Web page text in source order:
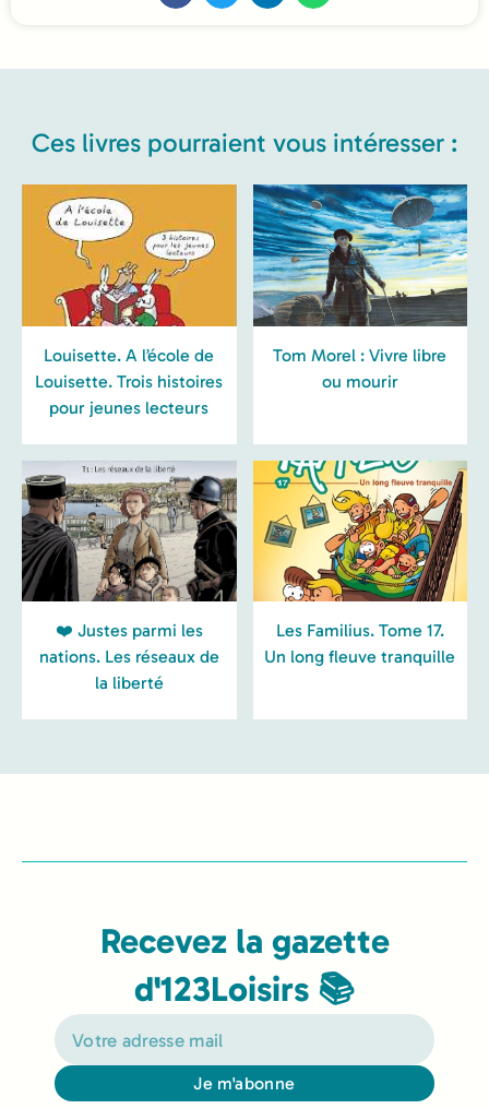
Ces livres pourraient vous intéresser :
Louisette. A l’école de
Louisette. Trois histoires
pour jeunes lecteurs
Tom Morel : Vivre libre
ou mourir
❤️ Justes parmi les
nations. Les réseaux de
la liberté
Les Familius. Tome 17.
Un long fleuve tranquille
Recevez la gazette
d'123Loisirs 📚
Je m'abonne